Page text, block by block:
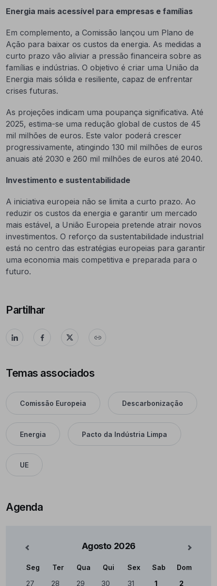
Energia mais acessível para empresas e famílias
Em complemento, a Comissão lançou um Plano de
Ação para baixar os custos da energia. As medidas a
curto prazo vão aliviar a pressão financeira sobre as
famílias e indústrias. O objetivo é criar uma União da
Energia mais sólida e resiliente, capaz de enfrentar
crises futuras.
As projeções indicam uma poupança significativa. Até
2025, estima-se uma redução global de custos de 45
mil milhões de euros. Este valor poderá crescer
progressivamente, atingindo 130 mil milhões de euros
anuais até 2030 e 260 mil milhões de euros até 2040.
Investimento e sustentabilidade
A iniciativa europeia não se limita a curto prazo. Ao
reduzir os custos da energia e garantir um mercado
mais estável, a União Europeia pretende atrair novos
investimentos. O reforço da sustentabilidade industrial
está no centro das estratégias europeias para garantir
uma economia mais competitiva e preparada para o
futuro.
Partilhar
Temas associados
Comissão Europeia Descarbonização
Energia Pacto da Indústria Limpa
UE
Agenda
Agosto 2026 Mês
Calendário
Seg Ter Qua Qui Sex Sab Dom
27 28 29 30 31 1 2